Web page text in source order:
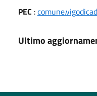
PEC :
Ultimo